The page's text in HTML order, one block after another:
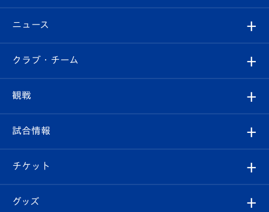
ニュース
すべて
クラブ
試合情報
チケット
クラブ・チーム
クラブ概要
エンブレム紹介
観戦
観戦ルール
はじめての観戦ガイド
試合情報
試合日程/結果
チケット
チケット
グッズ